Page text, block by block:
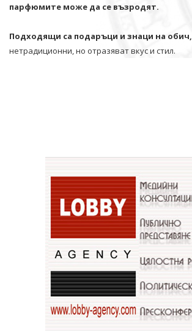
парфюмите може да се възродят.
Подходящи са подаръци и знаци на обич,
нетрадиционни, но отразяват вкус и стил.